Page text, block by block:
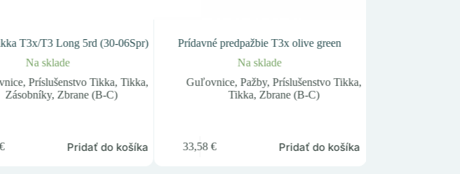
T3x/T3 Long 5rd (30-06Spr)
Na sklade
, Príslušenstvo Tikka, Tikka,
Zásobníky, Zbrane (B-C)
Pridať do košíka
Prídavné predpažbie T3x olive green
Na sklade
Guľovnice, Pažby, Príslušenstvo Tikka,
Tikka, Zbrane (B-C)
33,58€ Pridať do košíka